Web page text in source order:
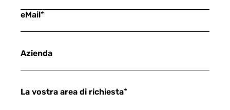
eMail*
Azienda
La vostra area di richiesta*